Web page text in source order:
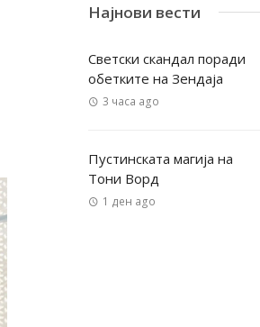
Најнови вести
Светски скандал поради
обетките на Зендаја
3 часа ago
Пустинската магија на
Тони Ворд
1 ден ago